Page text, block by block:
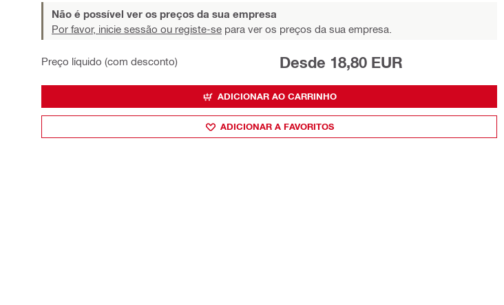
Não é possível ver os preços da sua empresa
Por favor, inicie sessão ou registe-se para ver os preços da sua empresa.
Preço líquido (com desconto) Desde 18,80 EUR
ADICIONAR AO CARRINHO
ADICIONAR A FAVORITOS